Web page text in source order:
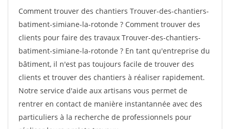
Comment trouver des chantiers Trouver-des-chantiers-
batiment-simiane-la-rotonde ? Comment trouver des
clients pour faire des travaux Trouver-des-chantiers-
batiment-simiane-la-rotonde ? En tant qu'entreprise du
bâtiment, il n'est pas toujours facile de trouver des
clients et trouver des chantiers à réaliser rapidement.
Notre service d'aide aux artisans vous permet de
rentrer en contact de manière instantannée avec des
particuliers à la recherche de professionnels pour